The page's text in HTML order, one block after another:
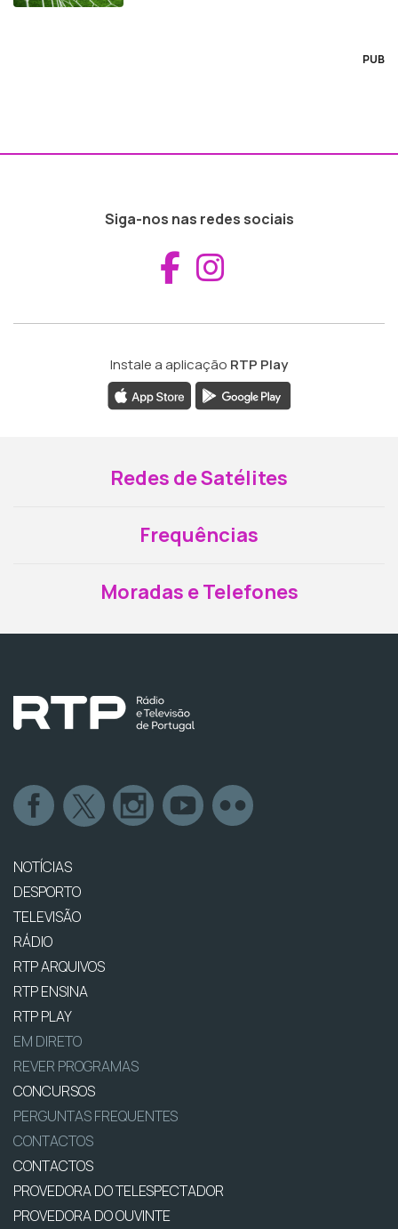
PUB
Siga-nos nas redes sociais
Aceder ao
Instale a aplicação RTP Play
Redes de Satélites
Frequências
Moradas e Telefones
NOTÍCIAS
DESPORTO
TELEVISÃO
RÁDIO
RTP ARQUIVOS
RTP ENSINA
RTP PLAY
EM DIRETO
REVER PROGRAMAS
CONCURSOS
PERGUNTAS FREQUENTES
CONTACTOS
CONTACTOS
PROVEDORA DO TELESPECTADOR
PROVEDORA DO OUVINTE